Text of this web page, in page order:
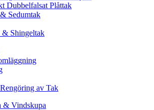
Dubbelfalsat Plåttak
Sedumtak
& Shingeltak
av Tak
& Vindskupa